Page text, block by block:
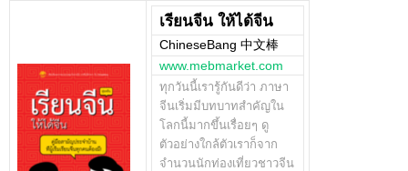
เรียนจีน ให้ได้จีน
ChineseBang 中文棒
www.mebmarket.com
ทุกวันนี้เรารู้กันดีว่า ภาษา
จีนเริ่มมีบทบาทสำคัญใน
โลกนี้มากขึ้นเรื่อยๆ ดู
ตัวอย่างใกล้ตัวเราก็จาก
จำนวนนักท่องเที่ยวชาวจีน